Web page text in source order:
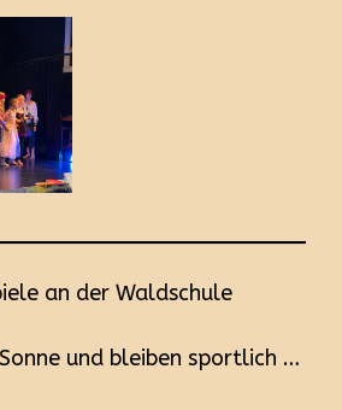
an der Waldschule
und bleiben sportlich …